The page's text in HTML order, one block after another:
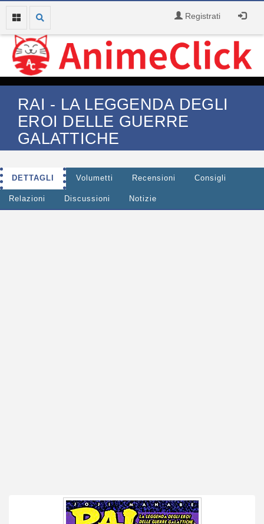
Registrati
RAI - LA LEGGENDA DEGLI
EROI DELLE GUERRE
GALATTICHE
DETTAGLI Volumetti Recensioni Consigli
Relazioni Discussioni Notizie